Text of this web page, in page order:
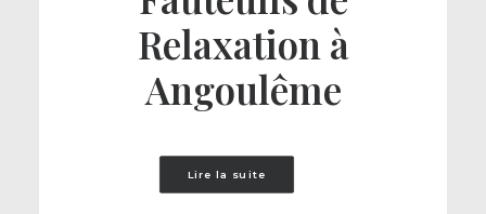
Relaxation à
Angoulême
Lire la suite